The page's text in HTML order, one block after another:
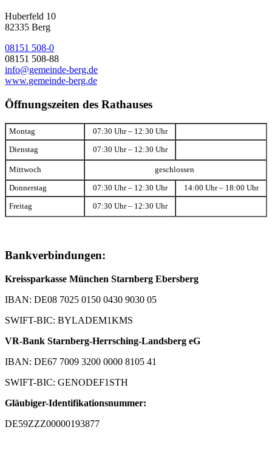
Huberfeld 10
82335 Berg
08151 508-0
08151 508-88
info@gemeinde-berg.de
www.gemeinde-berg.de
Öffnungszeiten des Rathauses
Montag 07:30 Uhr – 12:30 Uhr
Dienstag 07:30 Uhr – 12:30 Uhr
Mittwoch geschlossen
Donnerstag 07:30 Uhr – 12:30 Uhr 14:00 Uhr – 18:00 Uhr
Freitag 07:30 Uhr – 12:30 Uhr
Bankverbindungen:
Kreissparkasse München Starnberg Ebersberg
IBAN: DE08 7025 0150 0430 9030 05
SWIFT-BIC: BYLADEM1KMS
VR-Bank Starnberg-Herrsching-Landsberg eG
IBAN: DE67 7009 3200 0000 8105 41
SWIFT-BIC: GENODEF1STH
Gläubiger-Identifikationsnummer:
DE59ZZZ00000193877